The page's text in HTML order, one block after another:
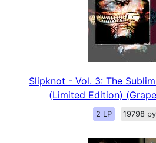
Slipknot - Vol. 3: The
(Limited Edition)
2 LP 19798